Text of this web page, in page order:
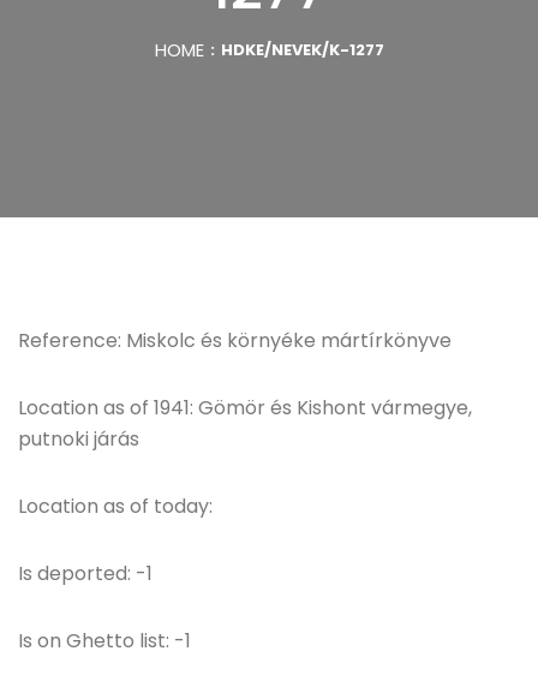
HOME HDKE/NEVEK/K-1277
Reference: Miskolc és környéke mártírkönyve
Location as of 1941: Gömör és Kishont vármegye,
putnoki járás
Location as of today:
Is deported: -1
Is on Ghetto list: -1